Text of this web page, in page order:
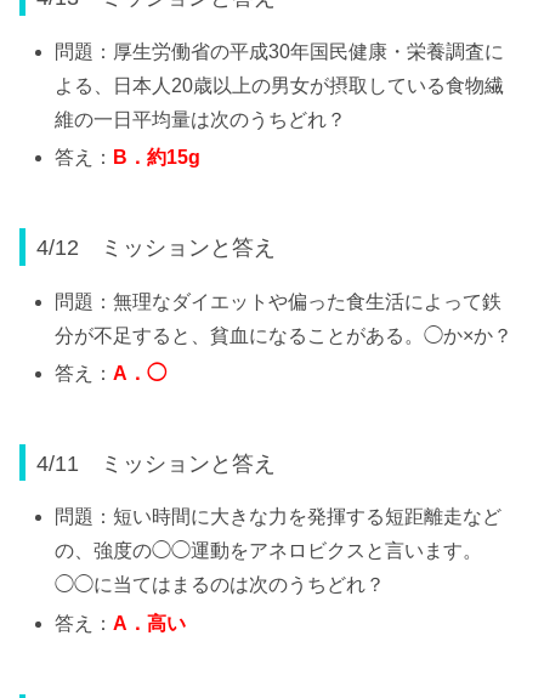
問題：厚生労働省の平成30年国民健康・栄養調査に
よる、日本人20歳以上の男女が摂取している食物繊
維の一日平均量は次のうちどれ？
答え： B ．約15g
4/12 ミッションと答え
問題：無理なダイエットや偏った食生活によって鉄
分が不足すると、貧血になることがある。◯か×か？
答え：A ．◯
4/11 ミッションと答え
問題：短い時間に大きな力を発揮する短距離走など
の、強度の◯◯運動をアネロビクスと言います。
◯◯に当てはまるのは次のうちどれ？
答え：A ．高い